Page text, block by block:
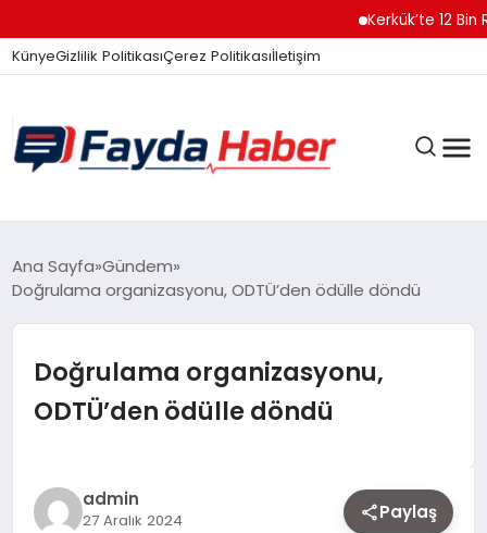
Kerkük’te 12 Bin
KünyeGizlilik PolitikasıÇerez Politikasıİletişim
GÜNDEM
TEKNOLOJI
EKONOMI
Ana Sayfa Gündem
Doğrulama organizasyonu, ODTÜ’den ödülle döndü
Doğrulama organizasyonu,
ODTÜ’den ödülle döndü
admin
27 Aralık 2024 Paylaş